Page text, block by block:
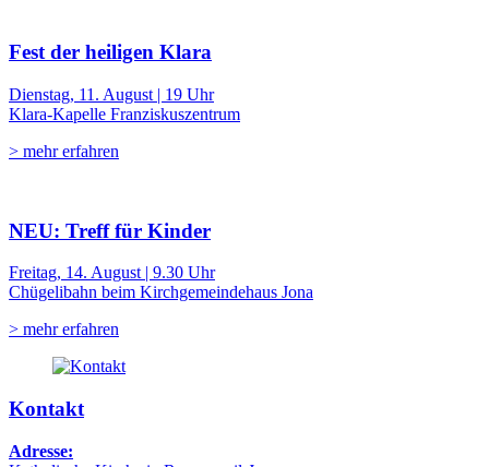
Fest der heiligen Klara
Dienstag, 11. August | 19 Uhr
Klara-Kapelle Franziskuszentrum
> mehr erfahren
NEU: Treff für Kinder
Freitag, 14. August | 9.30 Uhr
Chügelibahn beim Kirchgemeindehaus Jona
> mehr erfahren
Kontakt
Adresse: